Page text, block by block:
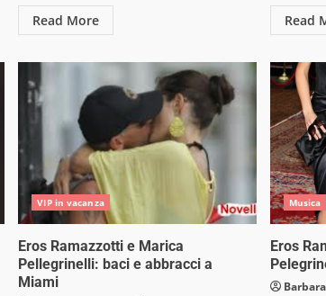
Read More Read
VIP in vacanza
Eros Ramazzotti e Marica
Pellegrinelli: baci e abbracci a
Miami
Musica
Eros